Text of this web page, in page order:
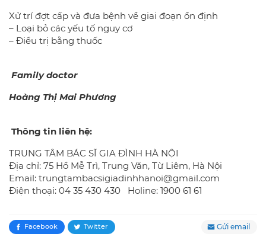
Xử trí đợt cấp và đưa bệnh về giai đoạn ổn định
– Loại bỏ các yếu tố nguy cơ
– Điều trị bằng thuốc
Family doctor
Hoàng Thị Mai Phương
Thông tin liên hệ:
TRUNG TÂM BÁC SĨ GIA ĐÌNH HÀ NỘI
Địa chỉ: 75 Hồ Mễ Trì, Trung Văn, Từ Liêm, Hà Nội
Email: trungtambacsigiadinhhanoi@gmail.com
Điện thoại: 04 35 430 430 Holine: 1900 61 61
Facebook Twitter Gửi email